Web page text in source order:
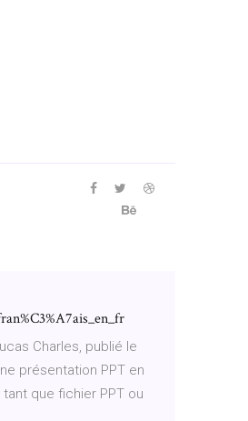
Charles, publié le
présentation PPT en
que fichier PPT ou